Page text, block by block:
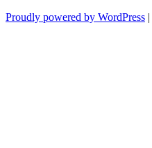
Proudly powered by WordPress |